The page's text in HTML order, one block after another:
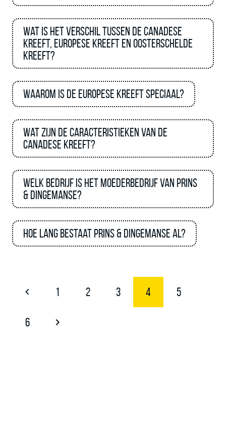
Wat is het verschil tussen de Canadese
kreeft, Europese Kreeft en Oosterschelde
kreeft?
Waarom is de europese kreeft speciaal?
Wat zijn de caracteristieken van de
Canadese kreeft?
Welk bedrijf is het moederbedrijf van Prins
& Dingemanse?
Hoe lang bestaat Prins & Dingemanse al?
1 2 3 4 5
6